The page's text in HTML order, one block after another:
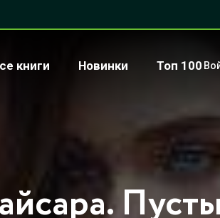
книги Новинки Топ 100